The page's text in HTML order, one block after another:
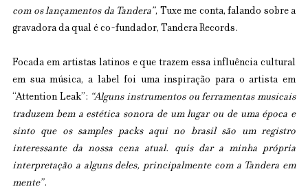
com os lançamentos da Tandera”, Tuxe me conta, falando sobre a
gravadora da qual é co-fundador, Tandera Records.
Focada em artistas latinos e que trazem essa influência cultural
em sua música, a label foi uma inspiração para o artista em
“Attention Leak”: “Alguns instrumentos ou ferramentas musicais
traduzem bem a estética sonora de um lugar ou de uma época e
sinto que os samples packs aqui no brasil são um registro
interessante da nossa cena atual. quis dar a minha própria
interpretação a alguns deles, principalmente com a Tandera em
mente”.